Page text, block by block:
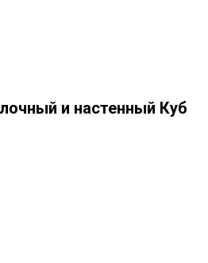
и настенный Куб